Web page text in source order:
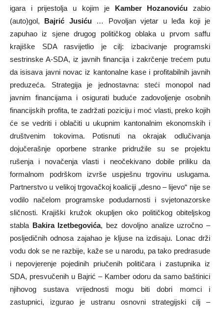
igara i prijestolja u kojim je Kamber Hozanoviću zabio
(auto)gol, Bajrić Jusiću… Povoljan vjetar u leđa koji je
zapuhao iz sjene drugog političkog oblaka u prvom saffu
krajiške SDA rasvijetlio je cilj: izbacivanje programski
sestrinske A-SDA, iz javnih financija i zakrčenje trećem putu
da isisava javni novac iz kantonalne kase i profitabilnih javnih
preduzeća. Strategija je jednostavna: steći monopol nad
javnim financijama i osigurati buduće zadovoljenje osobnih
financijskih profita, te zadržati poziciju i moć vlasti, preko kojih
će se vedriti i oblačiti u ukupnim kantonalnim ekonomskih i
društvenim tokovima. Potisnuti na okrajak odlučivanja
dojučerašnje oporbene stranke pridružile su se projektu
rušenja i novačenja vlasti i neočekivano dobile priliku da
formalnom podrškom izvrše uspješnu trgovinu uslugama.
Partnerstvo u velikoj trgovačkoj koaliciji „desno – lijevo“ nije se
vodilo načelom programske podudarnosti i svjetonazorske
sličnosti. Krajiški kružok okupljen oko političkog obiteljskog
stabla Bakira Izetbegovića, bez dovoljno analize uzročno –
posljedičnih odnosa zajahao je kljuse na izdisaju. Lonac drži
vodu dok se ne razbije, kaže se u narodu, pa tako predrasude
i nepovjerenje pojedinih priučenih političara i zastupnika iz
SDA, presvučenih u Bajrić – Kamber odoru da samo baštinici
njihovog sustava vrijednosti mogu biti dobri momci i
zastupnici, izgurao je ustranu osnovni strategijski cilj –